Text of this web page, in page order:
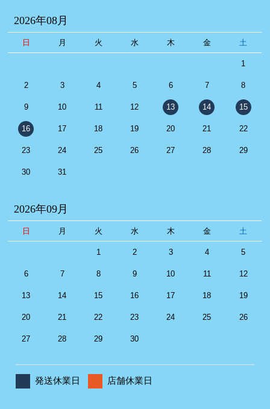
2026年08月
日 月 火 水 木 金 土
1
2 3 4 5 6 7 8
9 10 11 12 13 14 15
16 17 18 19 20 21 22
23 24 25 26 27 28 29
30 31
2026年09月
日 月 火 水 木 金 土
1 2 3 4 5
6 7 8 9 10 11 12
13 14 15 16 17 18 19
20 21 22 23 24 25 26
27 28 29 30
発送休業日 店舗休業日